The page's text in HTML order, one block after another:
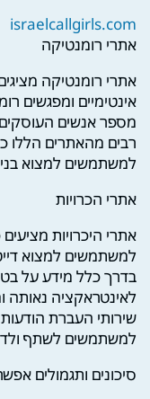
israelcallgirls.com
אתרי רומנטיקה
אתרי רומנטיקה
אינטימיים ומפגשים
מספר אנשים העוסקים
רבים מהאתרים הללו
למשתמשים למצוא בני
אתרי הכרויות
אתרי היכרויות
למשתמשים למצוא
בדרך כלל מידע על
לאינטראקציה נאותה
שירותי העברת
למשתמשים לשתף
סיכונים ותגמולים